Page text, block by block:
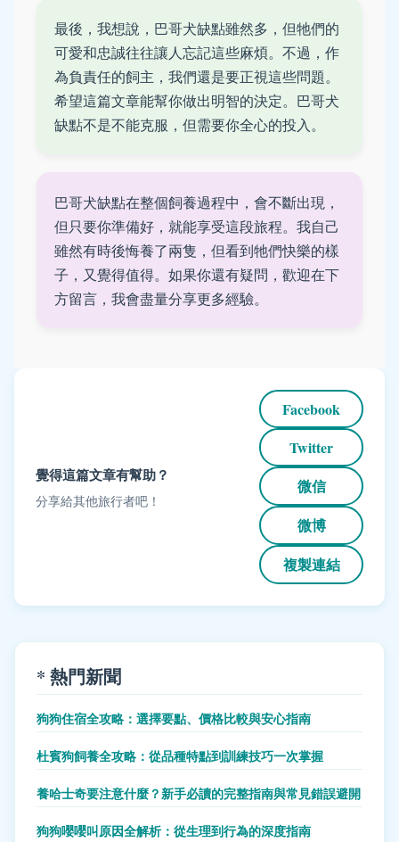
最後，我想說，巴哥犬缺點雖然多，但牠們的
可愛和忠誠往往讓人忘記這些麻煩。不過，作
為負責任的飼主，我們還是要正視這些問題。
希望這篇文章能幫你做出明智的決定。巴哥犬
缺點不是不能克服，但需要你全心的投入。
巴哥犬缺點在整個飼養過程中，會不斷出現，
但只要你準備好，就能享受這段旅程。我自己
雖然有時後悔養了兩隻，但看到牠們快樂的樣
子，又覺得值得。如果你還有疑問，歡迎在下
方留言，我會盡量分享更多經驗。
覺得這篇文章有幫助？
分享給其他旅行者吧！
Facebook
Twitter
微信
微博
複製連結
* 熱門新聞
狗狗住宿全攻略：選擇要點、價格比較與安心指南
杜賓狗飼養全攻略：從品種特點到訓練技巧一次掌握
養哈士奇要注意什麼？新手必讀的完整指南與常見錯誤避開
狗狗嚶嚶叫原因全解析：從生理到行為的深度指南